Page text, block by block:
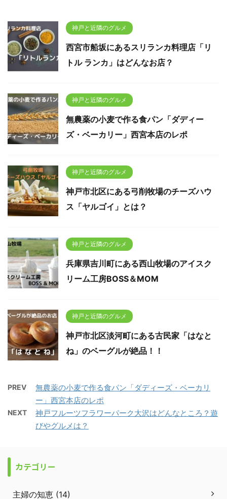
神戸と近隣のグルメ
西宮市船坂にあるスリランカ料理店「リ
トル ランカ」はどんなお店？
神戸と近隣のグルメ
無農薬の小麦で作る食パン「ダディー
ズ・ベーカリー」西宮本店のレポ
神戸と近隣のグルメ
神戸市北区にある弓削牧場のチーズハウ
ス「ヤルゴイ」とは？
神戸と近隣のグルメ
兵庫県吉川町にある西山牧場のアイスク
リーム工房BOSS＆MOM
神戸と近隣のグルメ
神戸市北区淡河町にある古民家「はなと
ね」のベーグルが絶品！！
PREV
無農薬の小麦で作る食パン「ダディーズ・ベーカリ
ー」西宮本店のレポ
NEXT
神戸フルーツフラワーパーク大沢はどんなところ？遊
びやグルメは？
カテゴリー
主婦の知恵 (14)